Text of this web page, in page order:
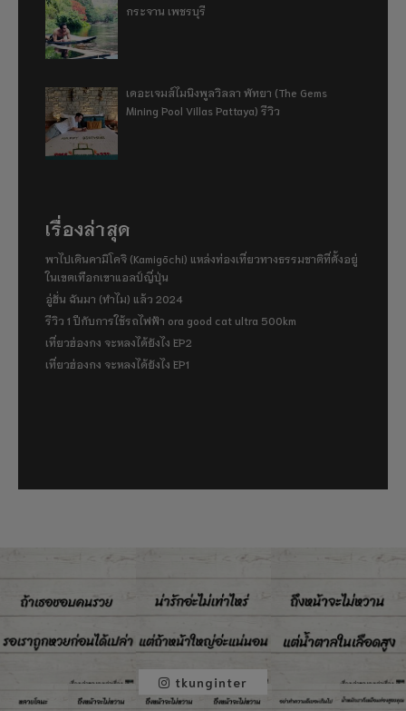
กระจาน เพชรบุรี
เดอะเจมส์ไมนิงพูลวิลลา พัทยา (The Gems
Mining Pool Villas Pattaya) รีวิว
เรื่องล่าสุด
พาไปเดินคามิโคจิ (Kamigōchi) แหล่งท่องเที่ยวทางธรรมชาติที่ตั้งอยู่
ในเขตเทือกเขาแอลป์ญี่ปุ่น
อู่ฮั่น ฉันมา (ทำไม) แล้ว 2024
รีวิว 1 ปีกับการใช้รถไฟฟ้า ora good cat ultra 500km
เที่ยวฮ่องกง จะหลงได้ยังไง EP2
เที่ยวฮ่องกง จะหลงได้ยังไง EP1
tkunginter